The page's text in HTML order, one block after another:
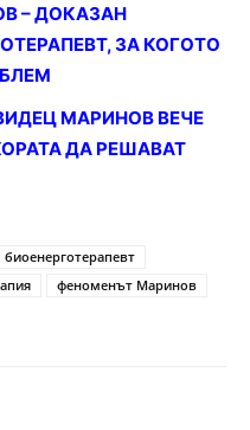
– ДОКАЗАН
ЗА КОГОТО
МАРИНОВ ВЕЧЕ
ДА РЕШАВАТ
биоенерготерапевт
феноменът Маринов